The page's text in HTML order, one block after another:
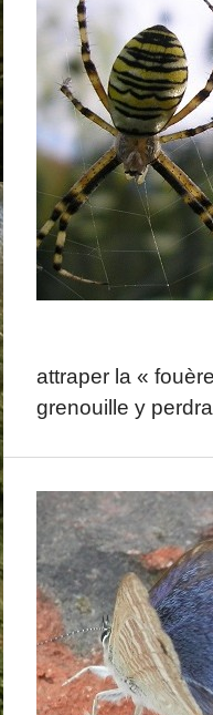
attraper la «
grenouille y